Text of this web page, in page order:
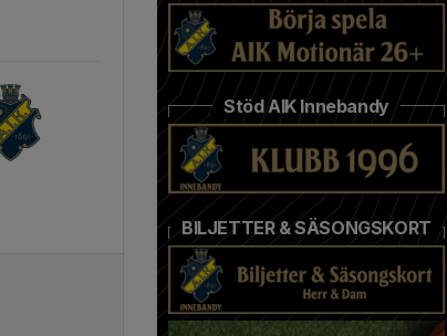
Stöd AIK Innebandy
BILJETTER & SÄSONGSKORT